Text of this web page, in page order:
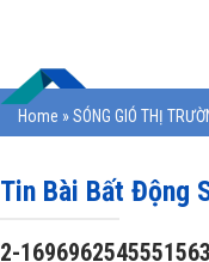
Home »SÓNG GIÓ THỊ
Tin Bài Bất Động
2-